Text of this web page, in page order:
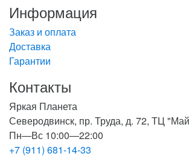
Информация
Заказ и оплата
Доставка
Гарантии
Контакты
Яркая Планета
Северодвинск, пр. Труда, д. 72, ТЦ
Пн—Вс 10:00—22:00
+7 (911) 681-14-33